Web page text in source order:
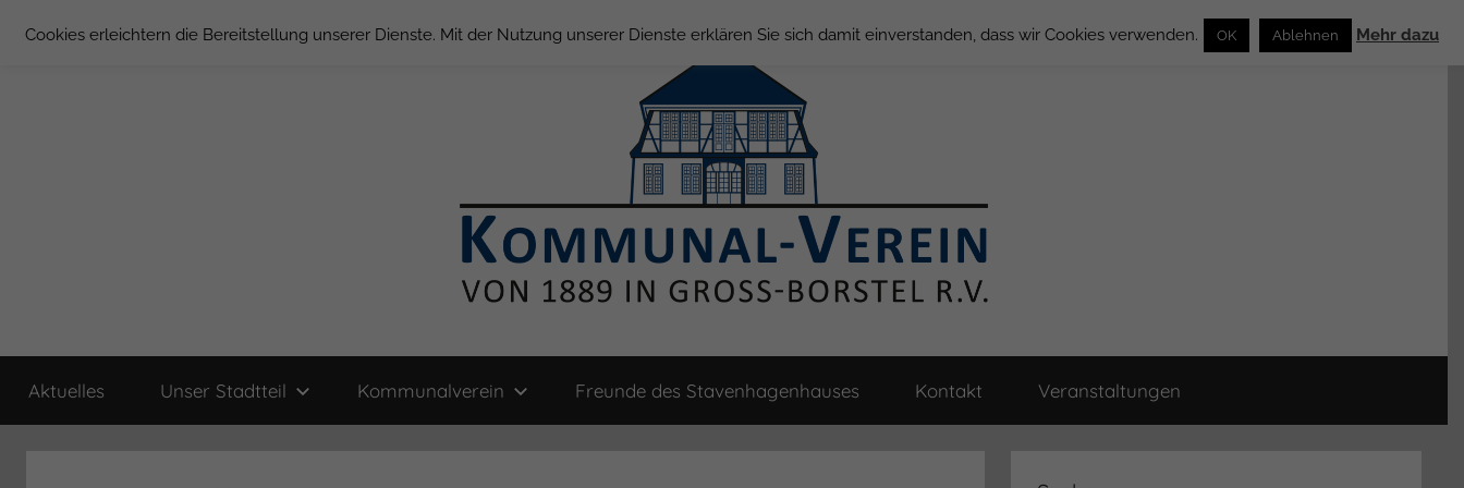
Inhalt
Groß
Borstel
Verein
von
Aktuelles Unser Stadtteil Kommunalverein Freunde des Stavenhagenhauses Kontakt Veranstaltungen
Cookies erleichtern die Bereitstellung unserer Dienste. Mit der Nutzung unserer Dienste erklären Sie sich damit einverstanden, dass wir Cookies verwenden. OK Ablehnen Mehr dazu